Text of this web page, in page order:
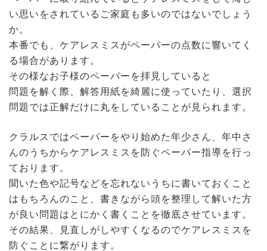
い思いをされているご家庭も多いのではないでしょう
か。
本番でも、ケアレスミスがペーパーの点数に響いてく
る場合があります。
その様なお子様のペーパーを拝見していると
問題を解く際、解答用紙を綺麗に使っていたり、選択
問題では正解だけに丸をしていることが見られます。
クラルスではペーパーをやり始めた年少さん、年中さ
んのうちからケアレスミスを防ぐペーパー指導を行っ
ております。
聞いた色や記号などを忘れないうちに書いておくこと
はもちろんのこと、書きながら頭を整理して解いた方
が良い問題はとにかく書くことを徹底させています。
その結果、見直しがしやすくなるのでケアレスミスを
防ぐことに繋がります。